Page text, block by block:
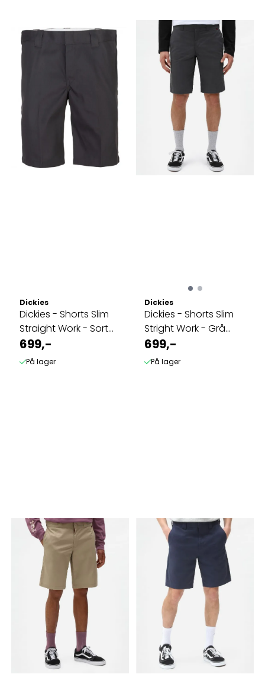
Dickies
Dickies - Shorts Slim
Straight Work - Sort
Kortbukse
699,-
På lager
Dickies
Dickies - Shorts Slim
Stright Work - Grå
Kortbukse
699,-
På lager